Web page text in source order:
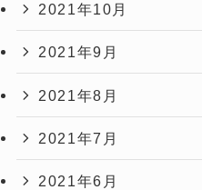
2021年10月
2021年9月
2021年8月
2021年7月
2021年6月